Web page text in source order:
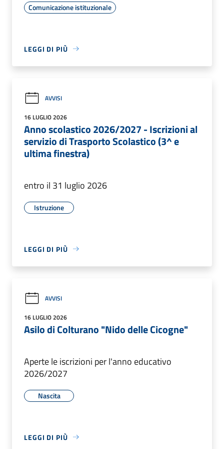
Comunicazione istituzionale
LEGGI DI PIÙ
AVVISI
16 LUGLIO 2026
Anno scolastico 2026/2027 - Iscrizioni al
servizio di Trasporto Scolastico (3^ e
ultima finestra)
entro il 31 luglio 2026
Istruzione
LEGGI DI PIÙ
AVVISI
16 LUGLIO 2026
Asilo di Colturano "Nido delle Cicogne"
Aperte le iscrizioni per l'anno educativo
2026/2027
Nascita
LEGGI DI PIÙ